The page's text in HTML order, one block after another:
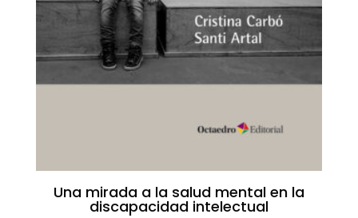
Una mirada a la salud mental en la
discapacidad intelectual